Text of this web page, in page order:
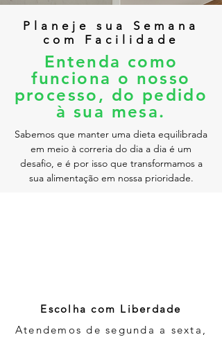
Planeje sua Semana
com Facilidade
Entenda como
funciona o nosso
processo, do pedido
à sua mesa.
Sabemos que manter uma dieta equilibrada
em meio à correria do dia a dia é um
desafio, e é por isso que transformamos a
sua alimentação em nossa prioridade.
Escolha com Liberdade
Atendemos de segunda a sexta,